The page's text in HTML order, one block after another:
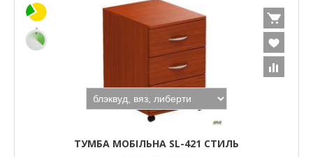
ТУМБА МОБІЛЬНА SL-421 СТИЛЬ